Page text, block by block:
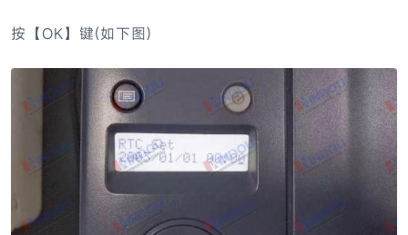
按【OK】键(如下图)